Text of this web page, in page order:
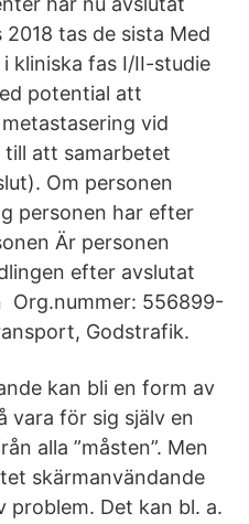
tas de sista Med
kliniska fas I/II-studie
potential att
vid
till att samarbetet
Om personen
personen har efter
Är personen
efter avslutat
Org.nummer: 556899-
Godstrafik.
kan bli en form av
vara för sig själv en
alla ”måsten”. Men
skärmanvändande
problem. Det kan bl. a.